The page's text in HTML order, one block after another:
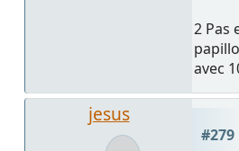
2 Pas
avec
jesus
#279